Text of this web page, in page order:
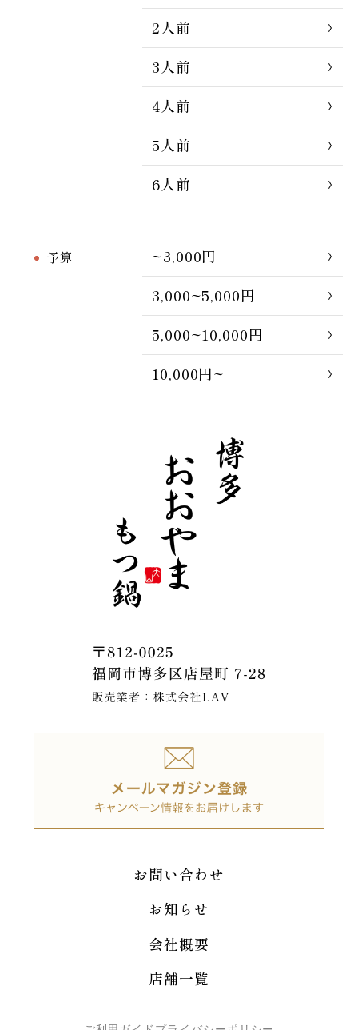
2人前
3人前
4人前
5人前
6人前
予算
~3,000円
3,000~5,000円
5,000~10,000円
10,000円~
お問い合わせ
お知らせ
会社概要
店舗一覧